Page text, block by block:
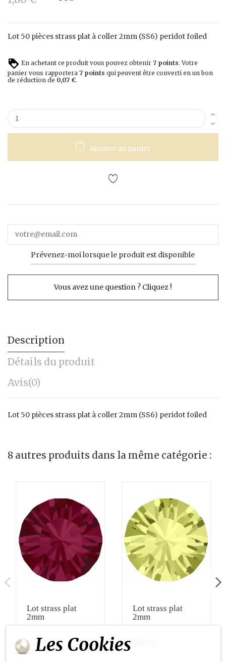
Lot 50 pièces strass plat à coller 2mm (SS6) peridot foiled
En achetant ce produit vous pouvez obtenir 7 points. Votre
panier vous rapportera 7 points qui peuvent être converti en un bon
de réduction de 0,07 €.
Ajouter au panier
Prévenez-moi lorsque le produit est disponible
Vous avez une question ? Cliquez !
Description
Détails du produit
Avis(0)
Lot 50 pièces strass plat à coller 2mm (SS6) peridot foiled
8 autres produits dans la même catégorie :
Lot strass plat
2mm
1,80 €
Lot strass plat
2mm
Les Cookies